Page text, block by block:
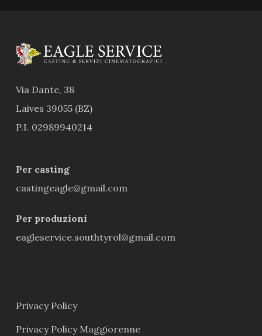
Via Dante, 38
Laives 39055 (BZ)
P.I. 02989940214
Per casting
castingeagle@gmail.com
Per produzioni
eagleservice.southtyrol@gmail.com
Privacy Policy
Privacy Policy Maggiorenne